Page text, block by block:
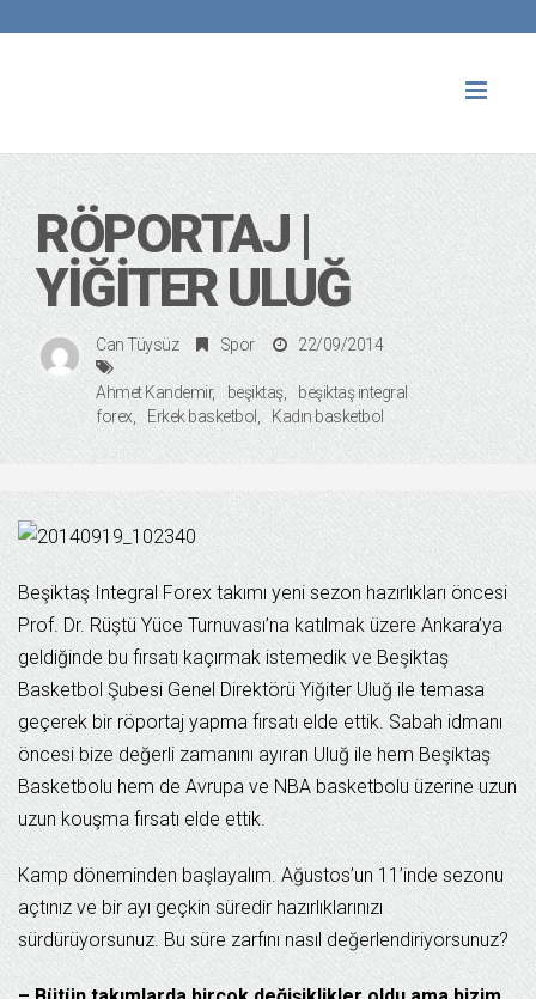
RÖPORTAJ |
YIĞITER ULUĞ
Can Tüysüz Spor 22/09/2014
Ahmet Kandemir beşiktaş
beşiktaş integral
forex
Erkek basketbol Kadın basketbol
Beşiktaş Integral Forex takımı yeni sezon hazırlıkları öncesi
Prof. Dr. Rüştü Yüce Turnuvası’na katılmak üzere Ankara’ya
geldiğinde bu fırsatı kaçırmak istemedik ve Beşiktaş
Basketbol Şubesi Genel Direktörü Yiğiter Uluğ ile temasa
geçerek bir röportaj yapma fırsatı elde ettik. Sabah idmanı
öncesi bize değerli zamanını ayıran Uluğ ile hem Beşiktaş
Basketbolu hem de Avrupa ve NBA basketbolu üzerine uzun
uzun kouşma fırsatı elde ettik.
Kamp döneminden başlayalım. Ağustos’un 11’inde sezonu
açtınız ve bir ayı geçkin süredir hazırlıklarınızı
sürdürüyorsunuz. Bu süre zarfını nasıl değerlendiriyorsunuz?